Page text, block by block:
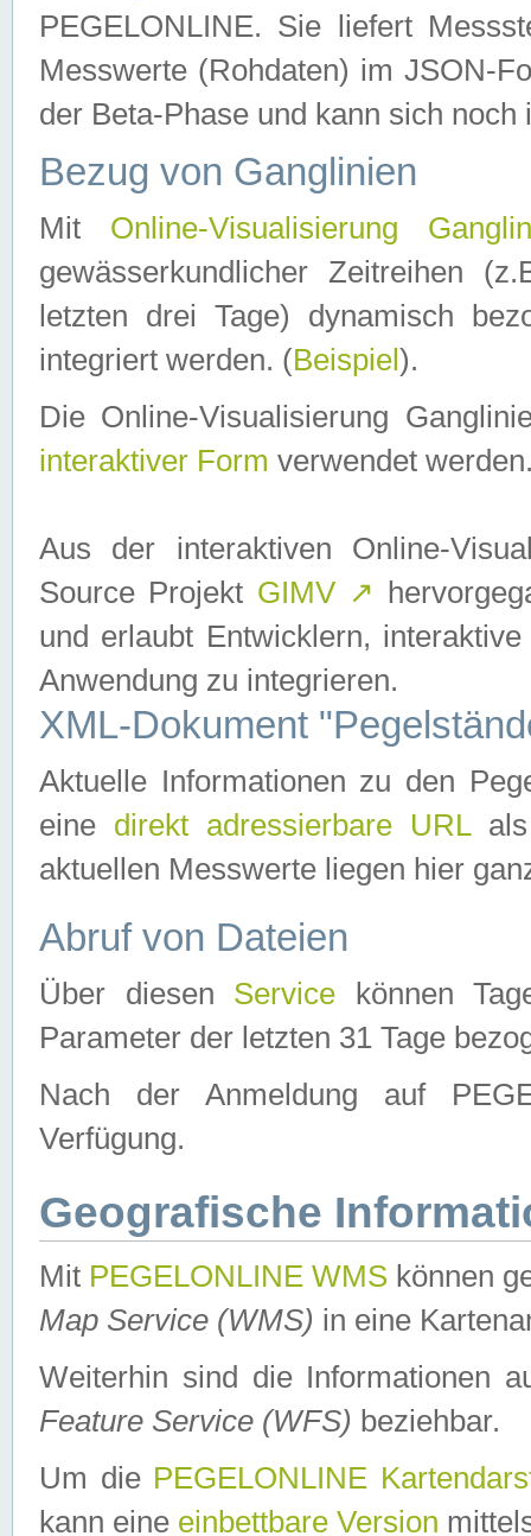
PEGELONLINE. Sie liefert
Messwerte (Rohdaten) im JSON-
der Beta-Phase und kann sich noch
Bezug von Ganglinien
Mit Online-Visualisierung
gewässerkundlicher Zeitreihen
letzten drei Tage) dynamisch
integriert werden. (Beispiel ).
Die Online-Visualisierung
interaktiver Form verwendet
Aus der interaktiven Online-
Source Projekt GIMV ↗
und erlaubt Entwicklern,
Anwendung zu integrieren.
XML-Dokument
Aktuelle Informationen zu den
eine direkt adressierbare URLals
aktuellen Messwerte liegen hier
Abruf von Dateien
Über diesen Service können
Parameter der letzten 31 Tage
Nach der Anmeldung auf
Verfügung.
Geografische
Mit PEGELONLINE WMS können
Map Service (WMS) in eine
Weiterhin sind die Informationen
Feature Service (WFS) beziehbar.
Um die PEGELONLINE
kann eine einbettbare Version